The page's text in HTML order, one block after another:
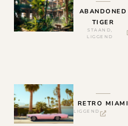
ABANDONED
TIGER
STAAND,
LIGGEND
RETRO MIAMI
LIGGEND